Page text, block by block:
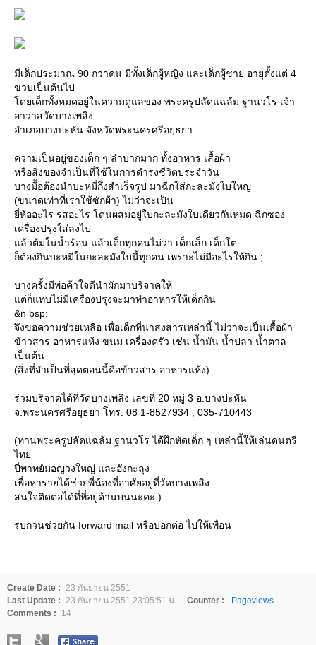
มีเด็กประมาณ 90 กว่าคน มีทั้งเด็กผู้หญิง และเด็กผู้ชาย อายุตั้งแต่ 4
ขวบเป็นต้นไป
ดยเด็กทั้งหมดอยู่ในความดูแลของ พระครูปลัดแฉล้ม ฐานวโร เจ้า
อาวาสวัดบางเพลิง
อำเภอบางปะหัน จังหวัดพระนครศรีอยุธยา
ความเป็นอยู่ของเด็ก ๆ ลำบากมาก ทั้งอาหาร เสื้อผ้า
หรือสิ่งของจำเป็นที่ใช้ในการดำรงชีวิตประจำวัน
บางมื้อต้องนำบะหมี่กึ่งสำเร็จรูป มาฉีกใส่กะละมังใบใหญ่
(ขนาดเท่าที่เราใช้ซักผ้า) ไม่ว่าจะเป็น
ี่ห้ออะไร รสอะไร โดนผสมอยู่ใบกะละมังใบเดียวกันหมด ฉีกซอง
เครื่องปรุงใส่ลงไป
ล้วต้มในน้ำร้อน แล้วเด็กทุกคนไม่ว่า เด็กเล็ก เด็กโต
ก็ต้องกินบะหมี่ในกะละมังใบนี้ทุกคน เพราะไม่มีอะไรให้กิน ;
บางครั้งมีพ่อค้าใจดีนำผักมาบริจาคให้
ต่ก็แทบไม่มีเครื่องปรุงจะมาทำอาหารให้เด็กกิน
&n bsp;
จึงขอความช่วยเหลือ เพื่อเด็กที่น่าสงสารเหล่านี้ ไม่ว่าจะเป็นเสื้อผ้า
ข้าวสาร อาหารแห้ง ขนม เครื่องครัว เช่น น้ำมัน น้ำปลา น้ำตาล
เป็นต้น
(สิ่งที่จำเป็นที่สุดตอนนี้คือข้าวสาร อาหารแห้ง)
ร่วมบริจาคได้ที่วัดบางเพลิง เลขที่ 20 หมู่ 3 อ.บางปะหัน
จ.พระนครศรีอยุธยา โทร. 08 1-8527934 , 035-710443
(ท่านพระครูปลัดแฉล้ม ฐานวโร ได้ฝึกหัดเด็ก ๆ เหล่านี้ให้เล่นดนตรี
ไท
ปี่พาทย์มอญวงใหญ่ และอังกะลุง
เพื่อหารายได้ช่วยพี่น้องที่อาศัยอยู่ที่วัดบางเพลิง
สนใจติดต่อได้ที่ที่อยู่ด้านบนนะคะ )
รบกวนช่วยกัน forward mail หรือบอกต่อ ไปให้เพื่อน
Create Date : 23 กันยายน 2551
Last Update : 23 กันยายน 2551 23:05:51 น. Counter :
Pageviews.
Comments :
14